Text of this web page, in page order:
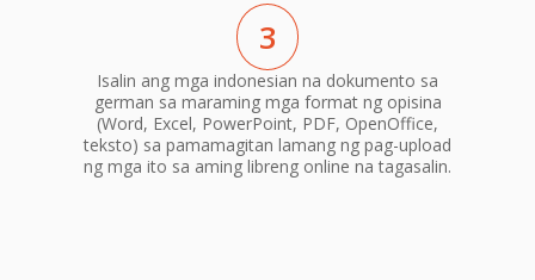
3
Isalin ang mga indonesian na dokumento sa
german sa maraming mga format ng opisina
(Word, Excel, PowerPoint, PDF, OpenOffice,
teksto) sa pamamagitan lamang ng pag-upload
ng mga ito sa aming libreng online na tagasalin.